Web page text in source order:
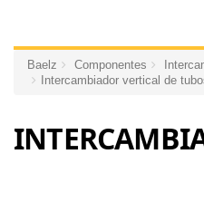
Baelz Componentes
Intercambiador vertical de